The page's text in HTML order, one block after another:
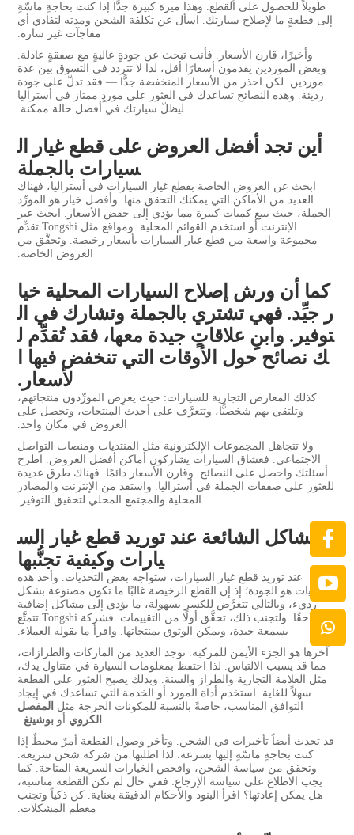
طويلاً للحصول على القطع. وهذا ميزة كبيرة جدًّا إذا كنت بحاجةٍ ماسّةٍ
إلى قطعةٍ ما لإصلاح سيارتك. اسأل عن تكلفة الشحن ومدته لتفادي أي
مفاجآت غير سارة.
وأخيرًا، قارن الأسعار. فأنت تبحث عن جودةٍ عاليةٍ مع صفقةٍ عادلة.
وبعض الموردين يقدمون أسعارًا أقل، لذا لا تتردد في التسوق بين عدة
موردين. لكن احذر من الأسعار المنخفضة جدًّا — فقد تدلّ على جودة
رديئة. وهذه النصائح تساعدك في العثور على موردٍ ممتاز في أستراليا
ليظلّ سيارتك في أفضل حالة ممكنة.
أين تجد أفضل العروض على قطع غيار ال
سيارات بالجملة
ابحث عن العروض الخاصة بقطع غيار السيارات في أستراليا، فهناك
العديد من الأماكن التي يمكنك التحقق منها. وأفضل خيار هو المورِّد
الجملة، حيث يبيع كميات كبيرة مما يؤدي إلى خفض الأسعار. ابحث عبر
الإنترنت أو استخدم القوائم المحلية. ومواقع مثل Tongshi تقدِّم
مجموعة واسعة من قطع غيار السيارات بأسعار رخيصة. وتَحقَّق من
العروض الخاصة.
كما أن ورش إصلاح السيارات المحلية خيا
ر جيِّد. فهي تشتري بالجملة وتشارك في ال
توفير. وابنِ علاقاتٍ جيدة معها، فقد تُقدِّم ل
ك نصائح حول الأوقات التي تنخفض فيها ا
لأسعار.
كذلك المعارض التجارية للسيارات: حيث يعرِض المورِّدون منتجاتهم،
وتلتقي بهم شخصيًّا، وتتعرَّف على أحدث المنتجات، وتحصل على
العروض في مكان واحد.
ولا تتجاهل المجموعات الإلكترونية مثل المنتديات ومنصات التواصل
الاجتماعي. فعشاق السيارات يشاركون أماكن أفضل العروض. اطرح
أسئلتك واحصل على النصائح. وقارن الأسعار دائمًا. فهناك طرق عديدة
للعثور على صفقات الجملة في أستراليا. واستفد من الإنترنت والمصادر
المحلية والمجتمع المحلي لتحقيق التوفير.
المشاكل الشائعة عند توريد قطع غيار الس
يارات وكيفية تجنُّبها
عند توريد قطع غيار السيارات، ستواجه بعض التحديات. وأحد هذه
التحديات هو الجودة؛ إذ إن القطع الرخيصة غالبًا ما تكون مصنوعة بشكل
رديء، وبالتالي تتعرَّض للكسر بسهولة، ما يؤدي إلى مشاكل إضافية
لاحقًا. ولتجنب ذلك، تحقَّق أولًا من التقييمات. فشركة Tongshi تتمتَّع
بسمعة جيدة، ويمكن الوثوق بمنتجاتها. واقرأ ما يقوله العملاء.
آخرها هو الجزء الأيمن للمركبة. توجد العديد من الماركات والطرازات،
مما قد يسبب الالتباس. لذا احتفظ بمعلومات السيارة في متناول يدك،
مثل العلامة التجارية والطراز والسنة. وبذلك يصبح العثور على القطعة
سهلاً للغاية. استخدم أداة المورد أو الخدمة التي تساعدك في إيجاد
التوافق المناسب، خاصةً بالنسبة للمكونات الحرجة مثل المفصل
الكروي
أو بوشينغ .
قد تحدث أيضاً تأخيرات في الشحن. وتأخر وصول القطعة أمرٌ محبطٌ إذا
كنت بحاجةٍ ماسّةٍ إليها بسرعة. لذا اطلبها من شركة شحن سريعة.
وتحقق من سياسة الشحن، وافحص الخيارات السريعة المتاحة. كما
يجب الاطلاع على سياسة الإرجاع: ففي حال لم تكن القطعة مناسبة،
هل يمكن إعادتها؟ اقرأ البنود والأحكام الدقيقة بعناية. كن ذكياً وتجنب
معظم المشكلات.